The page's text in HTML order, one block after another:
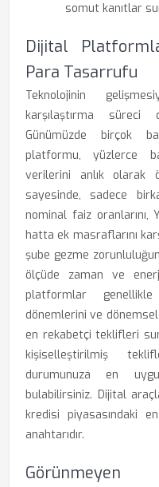
somut kanıtlar
Dijital
Para Tasarrufu
Teknolojinin
karşılaştırma
Günümüzde birçok
platformu, yüzlerce
verilerini anlık olarak
sayesinde, sadece
nominal faiz oranlarını,
hatta ek masraflarını
şube gezme
ölçüde zaman ve
platformlar
dönemlerini ve
en rekabetçi teklifleri
kişiselleştirilmiş
durumunuza en
bulabilirsiniz. Dijital
kredisi piyasasındaki
anahtarıdır.